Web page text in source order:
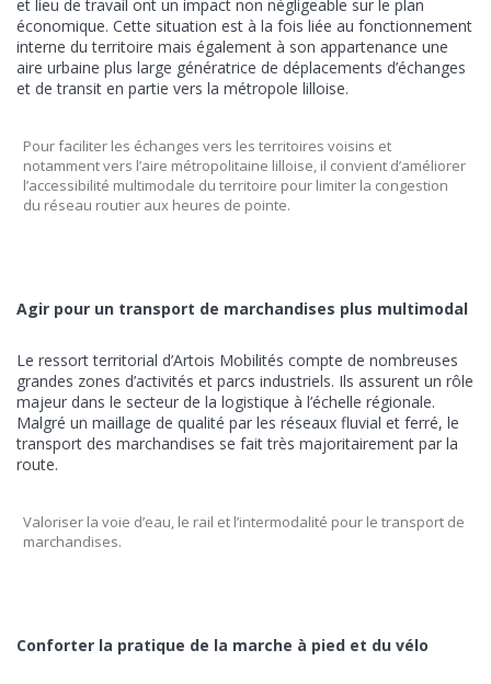
et lieu de travail ont un impact non négligeable sur le plan
économique. Cette situation est à la fois liée au fonctionnement
interne du territoire mais également à son appartenance une
aire urbaine plus large génératrice de déplacements d’échanges
et de transit en partie vers la métropole lilloise.
Pour faciliter les échanges vers les territoires voisins et
notamment vers l’aire métropolitaine lilloise, il convient d’améliorer
l’accessibilité multimodale du territoire pour limiter la congestion
du réseau routier aux heures de pointe.
Agir pour un transport de marchandises plus multimodal
Le ressort territorial d’Artois Mobilités compte de nombreuses
grandes zones d’activités et parcs industriels. Ils assurent un rôle
majeur dans le secteur de la logistique à l’échelle régionale.
Malgré un maillage de qualité par les réseaux fluvial et ferré, le
transport des marchandises se fait très majoritairement par la
route.
Valoriser la voie d’eau, le rail et l’intermodalité pour le transport de
marchandises.
Conforter la pratique de la marche à pied et du vélo